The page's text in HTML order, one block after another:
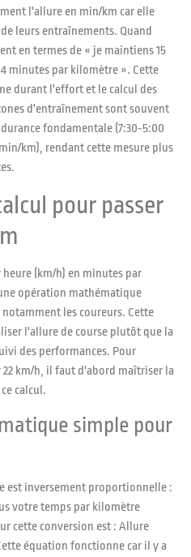
l'allure en min/km car elle
leurs entraînements. Quand
en termes de « je maintiens 15
minutes par kilomètre ». Cette
durant l'effort et le calcul des
d'entraînement sont souvent
fondamentale (7:30-5:00
km), rendant cette mesure plus
pour passer
(km/h) en minutes par
opération mathématique
les coureurs. Cette
l'allure de course plutôt que la
des performances. Pour
km/h, il faut d'abord maîtriser la
calcul.
simple pour
est inversement proportionnelle :
votre temps par kilomètre
cette conversion est : Allure
équation fonctionne car il y a